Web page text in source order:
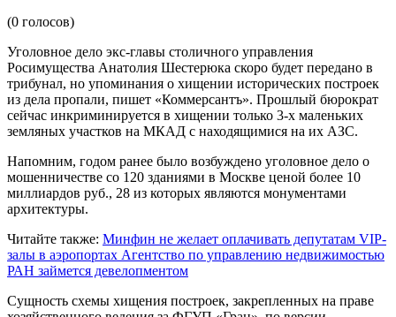
(0 голосов)
Уголовное дело экс-главы столичного управления
Росимущества Анатолия Шестерюка скоро будет передано в
трибунал, но упоминания о хищении исторических построек
из дела пропали, пишет «Коммерсантъ». Прошлый бюрократ
сейчас инкриминируется в хищении только 3-х маленьких
земляных участков на МКАД с находящимися на их АЗС.
Напомним, годом ранее было возбуждено уголовное дело о
мошенничестве со 120 зданиями в Москве ценой более 10
миллиардов руб., 28 из которых являются монументами
архитектуры.
Читайте также: Минфин не желает оплачивать депутатам VIP-
залы в аэропортах Агентство по управлению недвижимостью
РАН займется девелопментом
Сущность схемы хищения построек, закрепленных на праве